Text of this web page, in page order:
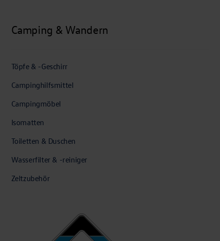
Camping & Wandern
Töpfe & -Geschirr
Campinghilfsmittel
Campingmöbel
Isomatten
Toiletten & Duschen
Wasserfilter & -reiniger
Zeltzubehör